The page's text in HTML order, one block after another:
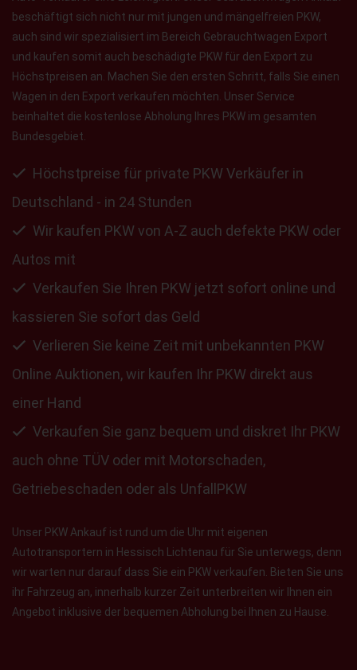
beschäftigt sich nicht nur mit jungen und mängelfreien PKW,
auch sind wir spezialisiert im Bereich Gebrauchtwagen Export
und kaufen somit auch beschädigte PKW für den Export zu
Höchstpreisen an. Machen Sie den ersten Schritt, falls Sie einen
Wagen in den Export verkaufen möchten. Unser Service
beinhaltet die kostenlose Abholung Ihres PKW im gesamten
Bundesgebiet.
Höchstpreise für private PKW Verkäufer in
Deutschland - in 24 Stunden
Wir kaufen PKW von A-Z auch defekte PKW oder
Autos mit
Verkaufen Sie Ihren PKW jetzt sofort online und
kassieren Sie sofort das Geld
Verlieren Sie keine Zeit mit unbekannten PKW
Online Auktionen, wir kaufen Ihr PKW direkt aus
einer Hand
Verkaufen Sie ganz bequem und diskret Ihr PKW
auch ohne TÜV oder mit Motorschaden,
Getriebeschaden oder als UnfallPKW
Unser PKW Ankauf ist rund um die Uhr mit eigenen
Autotransportern in Hessisch Lichtenau für Sie unterwegs, denn
wir warten nur darauf dass Sie ein PKW verkaufen. Bieten Sie uns
ihr Fahrzeug an, innerhalb kurzer Zeit unterbreiten wir Ihnen ein
Angebot inklusive der bequemen Abholung bei Ihnen zu Hause.